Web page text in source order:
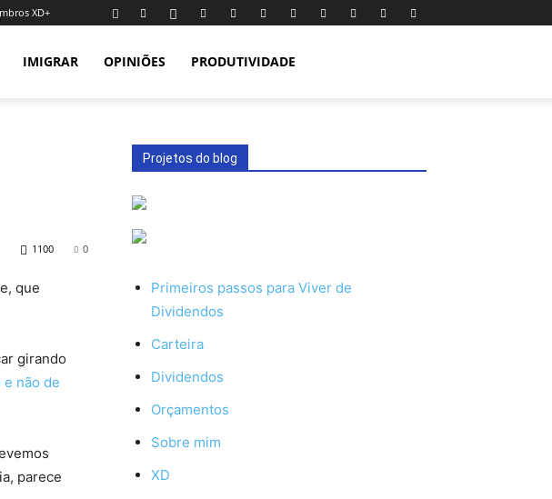
XD+
IMIGRAR OPINIÕES PRODUTIVIDADE
0
1100
que
girando
não de
parece
Projetos do blog
Primeiros passos para Viver de
Dividendos
Carteira
Dividendos
Orçamentos
Sobre mim
XD